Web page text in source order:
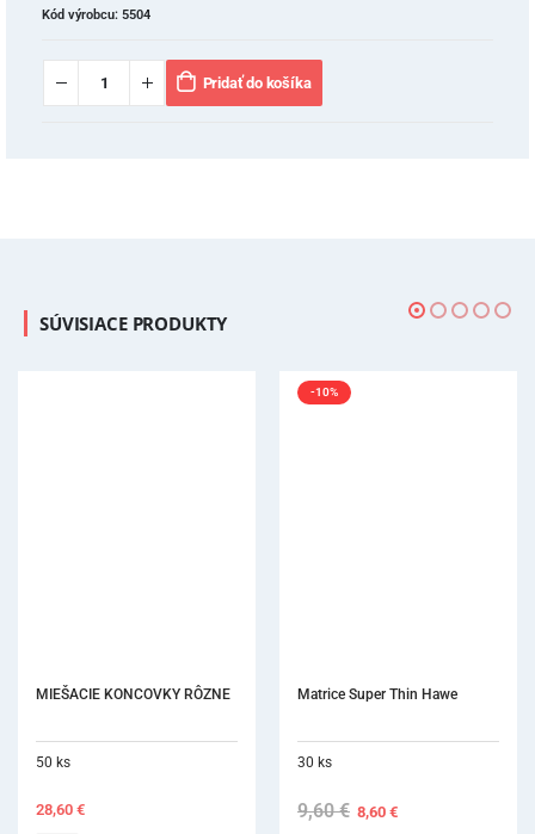
Kód výrobcu: 5504
Pridať do košíka
SÚVISIACE PRODUKTY
MIEŠACIE KONCOVKY RÔZNE
50 ks
28,60 €
-10%
Matrice Super Thin Hawe
30 ks
9,60€ Original
price
8,60€Current